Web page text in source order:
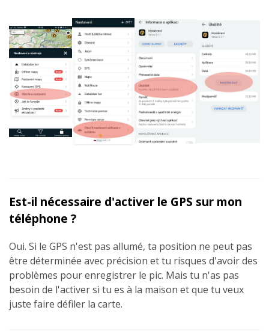
Est-il nécessaire d'activer le GPS sur mon
téléphone ?
Oui. Si le GPS n'est pas allumé, ta position ne peut pas
être déterminée avec précision et tu risques d'avoir des
problèmes pour enregistrer le pic. Mais tu n'as pas
besoin de l'activer si tu es à la maison et que tu veux
juste faire défiler la carte.